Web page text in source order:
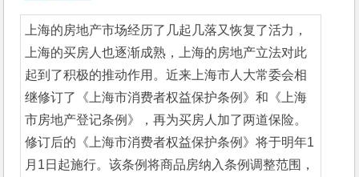
上海的房地产市场经历了几起几落又恢复了活力，
上海的买房人也逐渐成熟，上海的房地产立法对此
起到了积极的推动作用。近来上海市人大常委会相
继修订了《上海市消费者权益保护条例》和《上海
市房地产登记条例》，再为买房人加了两道保险。
修订后的《上海市消费者权益保护条例》将于明年1
月1日起施行。该条例将商品房纳入条例调整范围，